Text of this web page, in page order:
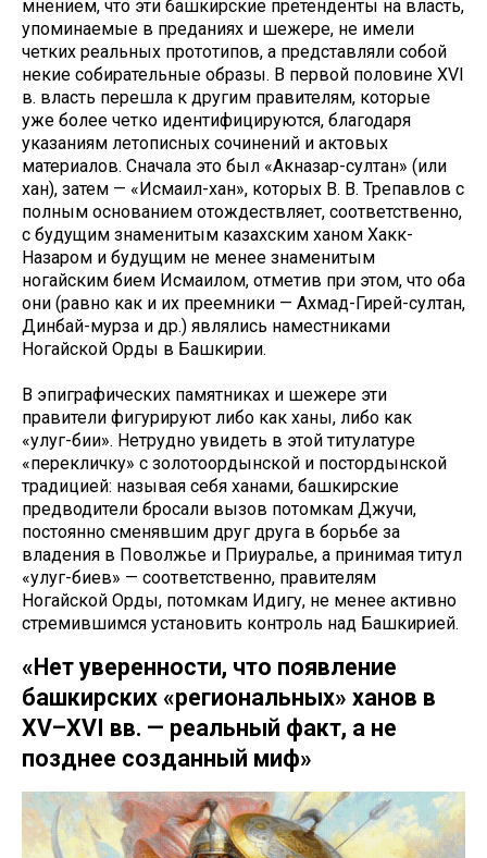
мнением, что эти башкирские претенденты на власть,
упоминаемые в преданиях и шежере, не имели
четких реальных прототипов, а представляли собой
некие собирательные образы. В первой половине XVI
в. власть перешла к другим правителям, которые
уже более четко идентифицируются, благодаря
указаниям летописных сочинений и актовых
материалов. Сначала это был «Акназар-султан» (или
хан), затем — «Исмаил-хан», которых В. В. Трепавлов с
полным основанием отождествляет, соответственно,
с будущим знаменитым казахским ханом Хакк-
Назаром и будущим не менее знаменитым
ногайским бием Исмаилом, отметив при этом, что оба
они (равно как и их преемники — Ахмад-Гирей-султан,
Динбай-мурза и др.) являлись наместниками
Ногайской Орды в Башкирии.
В эпиграфических памятниках и шежере эти
правители фигурируют либо как ханы, либо как
«улуг-бии». Нетрудно увидеть в этой титулатуре
«перекличку» с золотоордынской и постордынской
традицией: называя себя ханами, башкирские
предводители бросали вызов потомкам Джучи,
постоянно сменявшим друг друга в борьбе за
владения в Поволжье и Приуралье, а принимая титул
«улуг-биев» — соответственно, правителям
Ногайской Орды, потомкам Идигу, не менее активно
стремившимся установить контроль над Башкирией.
«Нет уверенности, что появление
башкирских «региональных» ханов в
XV–XVI вв. — реальный факт, а не
позднее созданный миф»